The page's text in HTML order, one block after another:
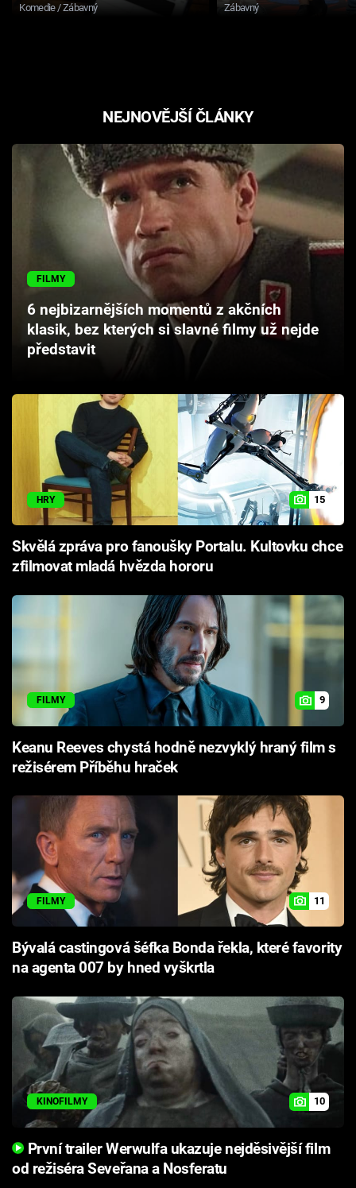
Komedie / Zábavný Zábavný
NEJNOVĚJŠÍ ČLÁNKY
FILMY
6 nejbizarnějších momentů z akčních
klasik, bez kterých si slavné filmy už nejde
představit
HRY 15
Skvělá zpráva pro fanoušky Portalu. Kultovku chce
zfilmovat mladá hvězda hororu
FILMY 9
Keanu Reeves chystá hodně nezvyklý hraný film s
režisérem Příběhu hraček
FILMY 11
Bývalá castingová šéfka Bonda řekla, které favority
na agenta 007 by hned vyškrtla
KINOFILMY 10
První trailer Werwulfa ukazuje nejděsivější film
od režiséra Seveřana a Nosferatu